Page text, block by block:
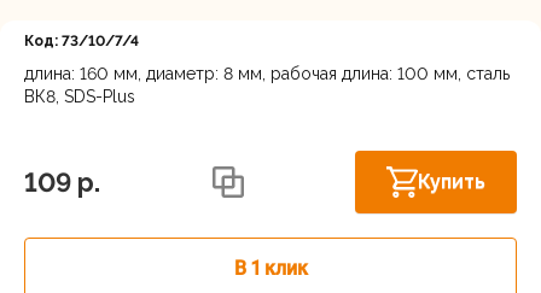
Код: 73/10/7/4
длина: 160 мм, диаметр: 8 мм, рабочая длина: 100 мм, сталь
ВК8, SDS-Plus
109 p. Купить
В 1 клик